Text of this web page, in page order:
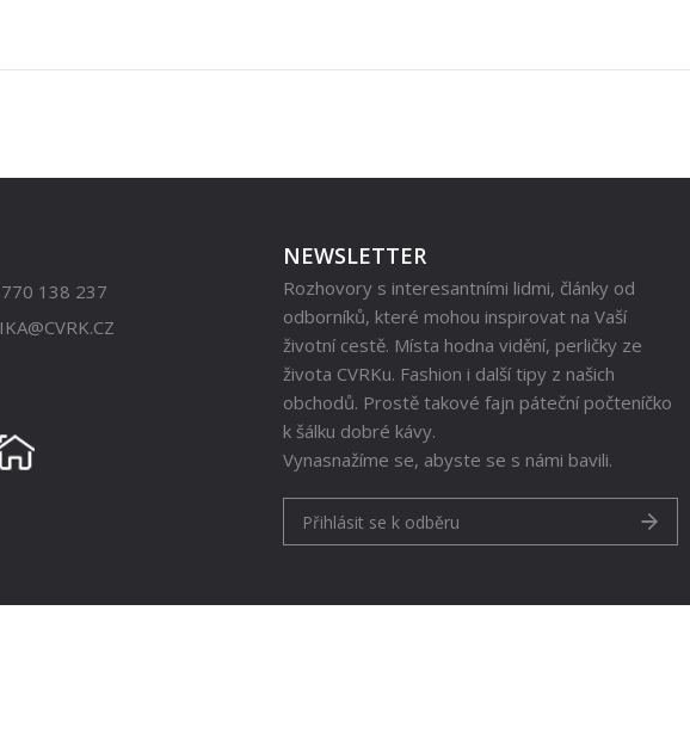
138 237
NEWSLETTER
Rozhovory s interesantními lidmi, články od
odborníků, které mohou inspirovat na Vaší
životní cestě. Místa hodna vidění, perličky ze
života CVRKu. Fashion i další tipy z našich
obchodů. Prostě takové fajn páteční počteníčko
k šálku dobré kávy.
Vynasnažíme se, abyste se s námi bavili.
Přihlásit se k odběru